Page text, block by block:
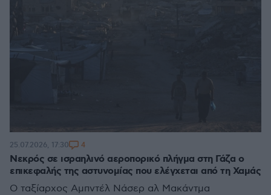
Νεκρός σε ισραηλινό αεροπορικό πλήγμα στη Γάζα ο
επικεφαλής της αστυνομίας που ελέγχεται από τη Χαμάς
Ο ταξίαρχος Αμπντέλ Νάσερ αλ Μακάντμα
25.07.2026, 17:30 4